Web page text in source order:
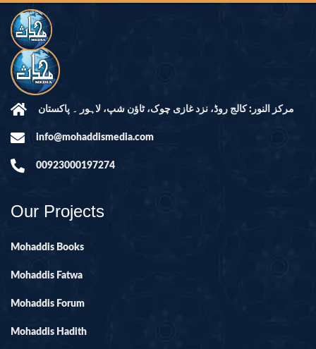
مرکز النور: کالج روڈ، نزد غازی چوک، ٹاؤن شپ، لاہور ۔ پاکستان
info@mohaddismedia.com
00923000197274
Our Projects
Mohaddis Books
Mohaddis Fatwa
Mohaddis Forum
Mohaddis Hadith